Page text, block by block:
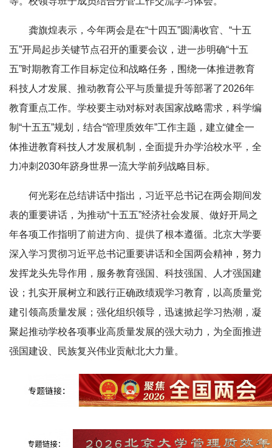
龚旗煌表示，今年两会是在“十四五”圆满收官、“十五
五”开局起步关键节点召开的重要会议，进一步明确“十五
五”时期教育工作目标定位和战略任务，围绕一体推进教育
科技人才发展、推动教育公平与质量提升等部署了2026年
教育重点工作。学校要主动对标对表国家战略需求，科学编
制“十五五”规划，结合“管理质效年”工作主题，建立健全一
体推进教育科技人才发展机制，全面提升办学治校水平，全
力冲刺2030年跻身世界一流大学前列战略目标。
何光彩在总结讲话中指出，习近平总书记在两会期间发
表的重要讲话，为推动“十五五”经济社会发展、做好开局之
年各项工作指明了前进方向、提供了根本遵循。北京大学要
深入学习贯彻习近平总书记重要讲话和全国两会精神，努力
发挥龙头先导作用，服务教育强国、科技强国、人才强国建
设；扎实开展树立和践行正确政绩观学习教育，以高质量党
建引领高质量发展；强化组织领导，迅速掀起学习热潮，凝
聚起推动学校各项事业高质量发展的强大动力，为全面推进
强国建设、民族复兴伟业贡献北大力量。